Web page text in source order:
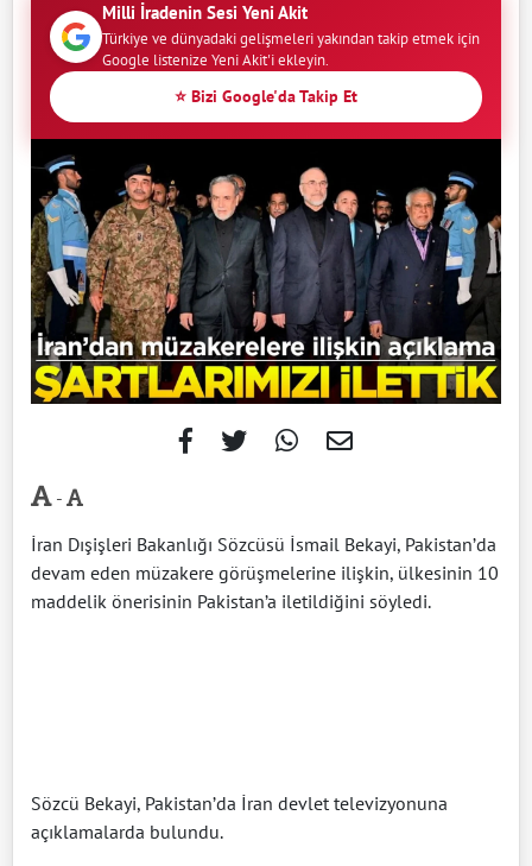
Milli İradenin Sesi Yeni Akit
Türkiye ve dünyadaki gelişmeleri yakından takip etmek için
Google listenize Yeni Akit'i ekleyin.
⭐ Bizi Google'da Takip Et
-
İran Dışişleri Bakanlığı Sözcüsü İsmail Bekayi, Pakistan’da
devam eden müzakere görüşmelerine ilişkin, ülkesinin 10
maddelik önerisinin Pakistan’a iletildiğini söyledi.
Sözcü Bekayi, Pakistan’da İran devlet televizyonuna
açıklamalarda bulundu.